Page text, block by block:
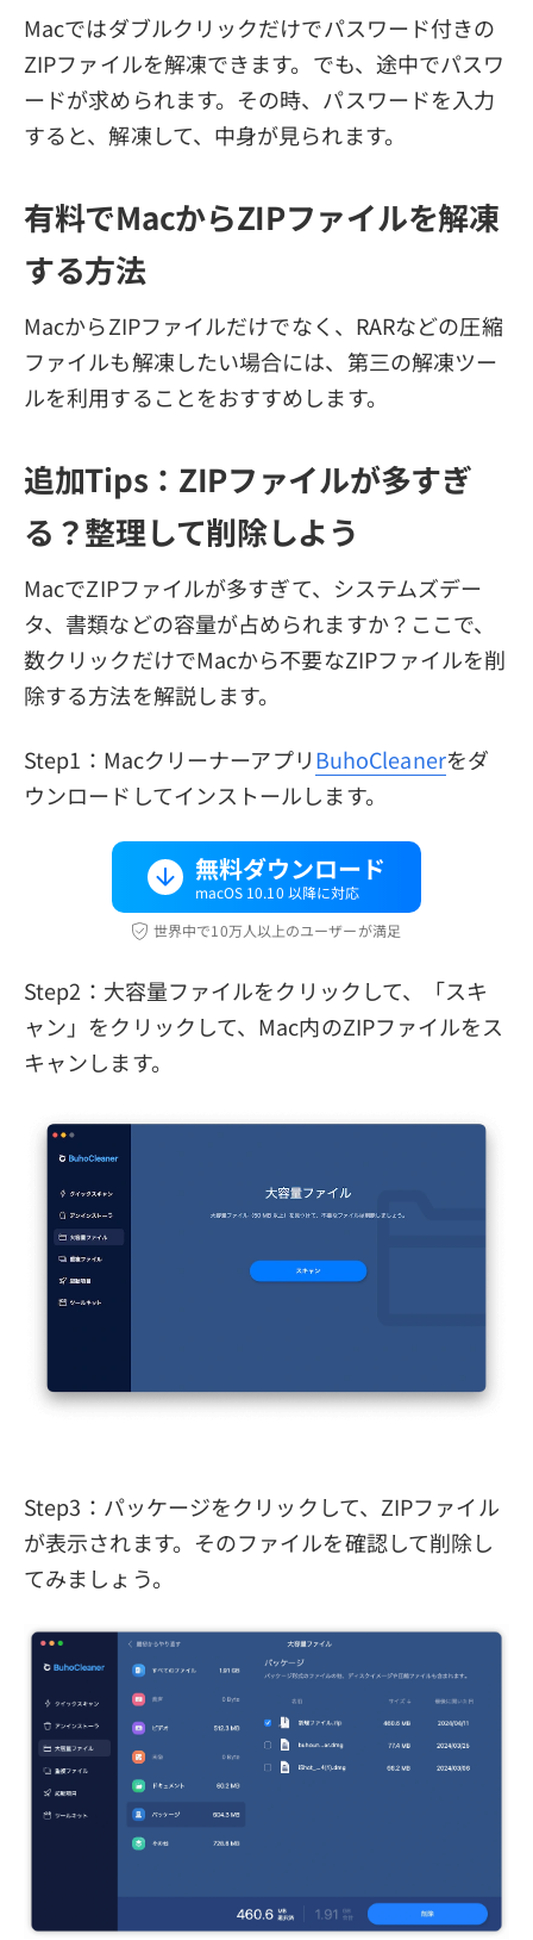
Macではダブルクリックだけでパスワード付きの
ZIPファイルを解凍できます。でも、途中でパスワ
ードが求められます。その時、パスワードを入力
すると、解凍して、中身が見られます。
有料でMacからZIPファイルを解凍
する方法
MacからZIPファイルだけでなく、RARなどの圧縮
ファイルも解凍したい場合には、第三の解凍ツー
ルを利用することをおすすめします。
追加Tips：ZIPファイルが多すぎ
る？整理して削除しよう
MacでZIPファイルが多すぎて、システムズデー
タ、書類などの容量が占められますか？ここで、
数クリックだけでMacから不要なZIPファイルを削
除する方法を解説します。
Step1：MacクリーナーアプリBuhoCleanerをダ
ウンロードしてインストールします。
無料ダウンロード
macOS 10.10 以降に対応
世界中で10万人以上のユーザーが満足
Step2：大容量ファイルをクリックして、「スキ
ャン」をクリックして、Mac内のZIPファイルをス
キャンします。
Step3：パッケージをクリックして、ZIPファイル
が表示されます。そのファイルを確認して削除し
てみましょう。